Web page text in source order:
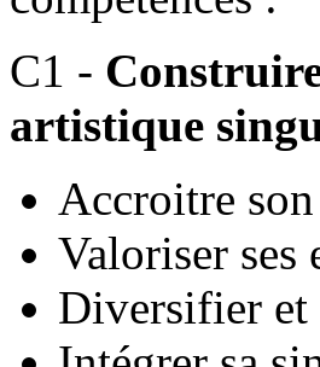
C1 -
artistique
Accroitre
Valoriser ses
Diversifier et